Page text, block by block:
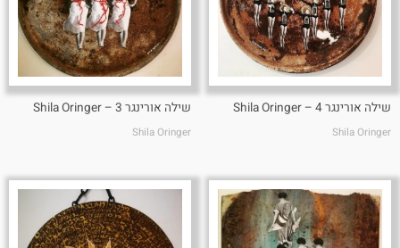
שילה אורינגר 4 – Shila Oringer
Shila Oringer
שילה אורינגר 3 – Shila Oringer
Shila Oringer